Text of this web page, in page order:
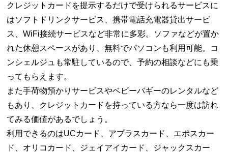
クレジットカードを提示するだけで受けられるサービスに
はソフトドリンクサービス、携帯電話充電器貸出サービ
ス、WiFi接続サービスなど非常に多彩。ソファなどが置か
れた休憩スペースがあり、無料でパソコンも利用可能。コ
ンシェルジュも常駐しているので、予約の相談などにも乗
ってもらえます。
また手荷物預かりサービスやベビーバギーのレンタルなど
もあり、クレジットカードを持っている方なら一度は訪れ
てみる価値があるでしょう。
利用できるのはUCカード、アプラスカード、エポスカー
ド、オリコカード、ジェイアイカード、ジャックスカー